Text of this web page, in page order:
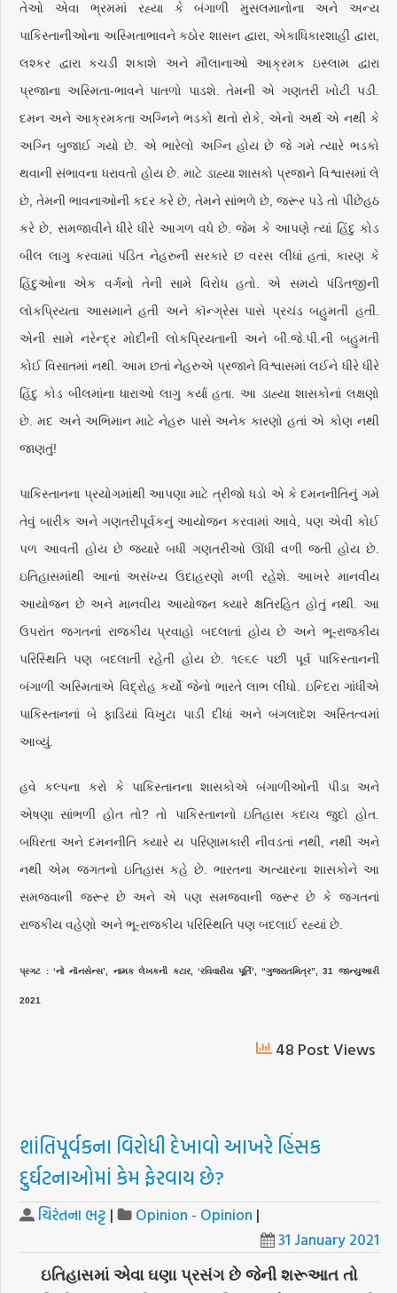
તેઓ એવા ભ્રમમાં રહ્યા કે બંગાળી મુસલમાનોના અને અન્ય
પાકિસ્તાનીઓના અસ્મિતાભાવને કઠોર શાસન દ્વારા, એકાધિકારશાહી દ્વારા,
લશ્કર દ્વારા કચડી શકાશે અને મૌલાનાઓ આક્રમક ઇસ્લામ દ્વારા
પ્રજાના અસ્મિતા-ભાવને પાતળો પાડશે. તેમની એ ગણતરી ખોટી પડી.
દમન અને આક્રમકતા અગ્નિને ભડકો થતો રોકે, એનો અર્થ એ નથી કે
અગ્નિ બુજાઈ ગયો છે. એ ભારેલો અગ્નિ હોય છે જે ગમે ત્યારે ભડકો
થવાની સંભાવના ધરાવતો હોય છે. માટે ડાહ્યા શાસકો પ્રજાને વિશ્વાસમાં લે
છે, તેમની ભાવનાઓની કદર કરે છે, તેમને સાંભળે છે, જરૂર પડે તો પીછેહઠ
કરે છે, સમજાવીને ધીરે ધીરે આગળ વધે છે. જેમ કે આપણે ત્યાં હિંદુ કોડ
બીલ લાગુ કરવામાં પંડિત નેહરુની સરકારે છ વરસ લીધાં હતાં, કારણ કે
હિંદુઓના એક વર્ગનો તેની સામે વિરોધ હતો. એ સમયે પંડિતજીની
લોકપ્રિયતા આસમાને હતી અને કૉન્ગ્રેસ પાસે પ્રચંડ બહુમતી હતી.
એની સામે નરેન્દ્ર મોદીની લોકપ્રિયતાની અને બી.જે.પી.ની બહુમતી
કોઈ વિસાતમાં નથી. આમ છતાં નેહરુએ પ્રજાને વિશ્વાસમાં લઈને ધીરે ધીરે
હિંદુ કોડ બીલમાંના ધારાઓ લાગુ કર્યા હતા. આ ડાહ્યા શાસકોનાં લક્ષણો
છે. મદ અને અભિમાન માટે નેહરુ પાસે અનેક કારણો હતાં એ કોણ નથી
જાણતું!
પાકિસ્તાનના પ્રયોગમાંથી આપણા માટે ત્રીજો ધડો એ કે દમનનીતિનું ગમે
તેવું બારીક અને ગણતરીપૂર્વકનું આયોજન કરવામાં આવે, પણ એવી કોઈ
પળ આવતી હોય છે જ્યારે બધી ગણતરીઓ ઊંધી વળી જતી હોય છે.
ઇતિહાસમાંથી આનાં અસંખ્ય ઉદાહરણો મળી રહેશે. આખરે માનવીય
આયોજન છે અને માનવીય આયોજન ક્યારે ક્ષતિરહિત હોતું નથી. આ
ઉપરાંત જગતનાં રાજકીય પ્રવાહો બદલાતાં હોય છે અને ભૂ-રાજકીય
પરિસ્થિતિ પણ બદલાતી રહેતી હોય છે. ૧૯૬૯ પછી પૂર્વ પાકિસ્તાનની
બંગાળી અસ્મિતાએ વિદ્રોહ કર્યો જેનો ભારતે લાભ લીધો. ઇન્દિરા ગાંધીએ
પાકિસ્તાનનાં બે ફાડિયાં વિખુટા પાડી દીધાં અને બંગલાદેશ અસ્તિત્વમાં
આવ્યું.
હવે કલ્પના કરો કે પાકિસ્તાનના શાસકોએ બંગાળીઓની પીડા અને
એષણા સાંભળી હોત તો? તો પાકિસ્તાનનો ઇતિહાસ કદાચ જુદો હોત.
બધિરતા અને દમનનીતિ ક્યારે ય પરિણામકારી નીવડતાં નથી, નથી અને
નથી એમ જગતનો ઇતિહાસ કહે છે. ભારતના અત્યારના શાસકોને આ
સમજવાની જરૂર છે અને એ પણ સમજવાની જરૂર છે કે જગતનાં
રાજકીય વહેણો અને ભૂ-રાજકીય પરિસ્થિતિ પણ બદલાઈ રહ્યાં છે.
પ્રગટ : ‘નો નૉનસેન્સ’, નામક લેખકની કટાર, ‘રવિવારીય પૂર્તિ’, “ગુજરાતમિત્ર”, 31 જાન્યુઆરી
2021
48 Post Views
શાંતિપૂર્વકના વિરોધી દેખાવો આખરે હિંસક
દુર્ઘટનાઓમાં કેમ ફેરવાય છે?
ચિરંતના ભટ્ટ | Opinion - Opinion |
31 January 2021
ઇતિહાસમાં એવા ઘણા પ્રસંગ છે જેની શરૂઆત તો